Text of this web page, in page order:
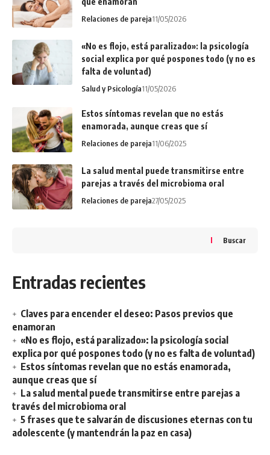
Relaciones de pareja11/05/2026
«No es flojo, está paralizado»: la psicología
social explica por qué pospones todo (y no es
falta de voluntad)
Salud y Psicología11/05/2026
Estos síntomas revelan que no estás
enamorada, aunque creas que sí
Relaciones de pareja11/06/2025
La salud mental puede transmitirse entre
parejas a través del microbioma oral
Relaciones de pareja27/05/2025
Buscar
Entradas recientes
Claves para encender el deseo: Pasos previos que
enamoran
«No es flojo, está paralizado»: la psicología social
explica por qué pospones todo (y no es falta de voluntad)
Estos síntomas revelan que no estás enamorada,
aunque creas que sí
La salud mental puede transmitirse entre parejas a
través del microbioma oral
5 frases que te salvarán de discusiones eternas con tu
adolescente (y mantendrán la paz en casa)